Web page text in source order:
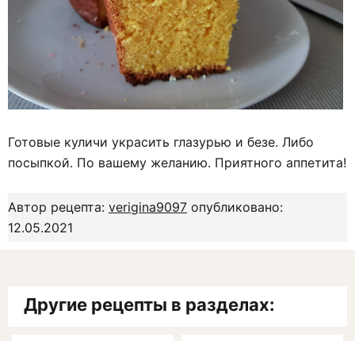
Готовые куличи украсить глазурью и безе. Либо
посыпкой. По вашему желанию. Приятного аппетита!
Автор рецепта: verigina9097 опубликовано:
12.05.2021
Другие рецепты в разделах: